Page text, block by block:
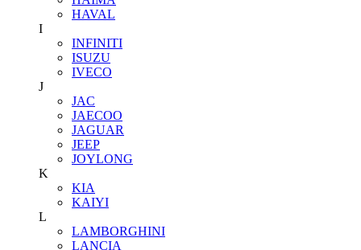
HAVAL
I
INFINITI
ISUZU
IVECO
J
JAC
JAECOO
JAGUAR
JEEP
JOYLONG
K
KIA
KAIYI
L
LAMBORGHINI
LANCIA